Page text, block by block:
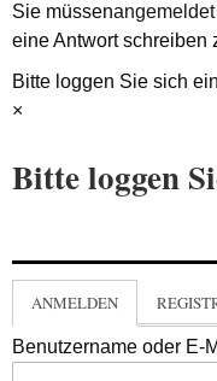
Sie müssenangemeldet
eine Antwort schreiben
Bitte loggen Sie sich ein
×
Bitte loggen
ANMELDEN
Benutzername oder E-